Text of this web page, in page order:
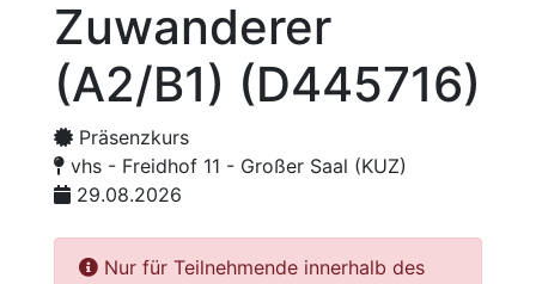
Zuwanderer
(A2/B1) (D445716)
Präsenzkurs
vhs - Freidhof 11 - Großer Saal (KUZ)
29.08.2026
Nur für Teilnehmende innerhalb des